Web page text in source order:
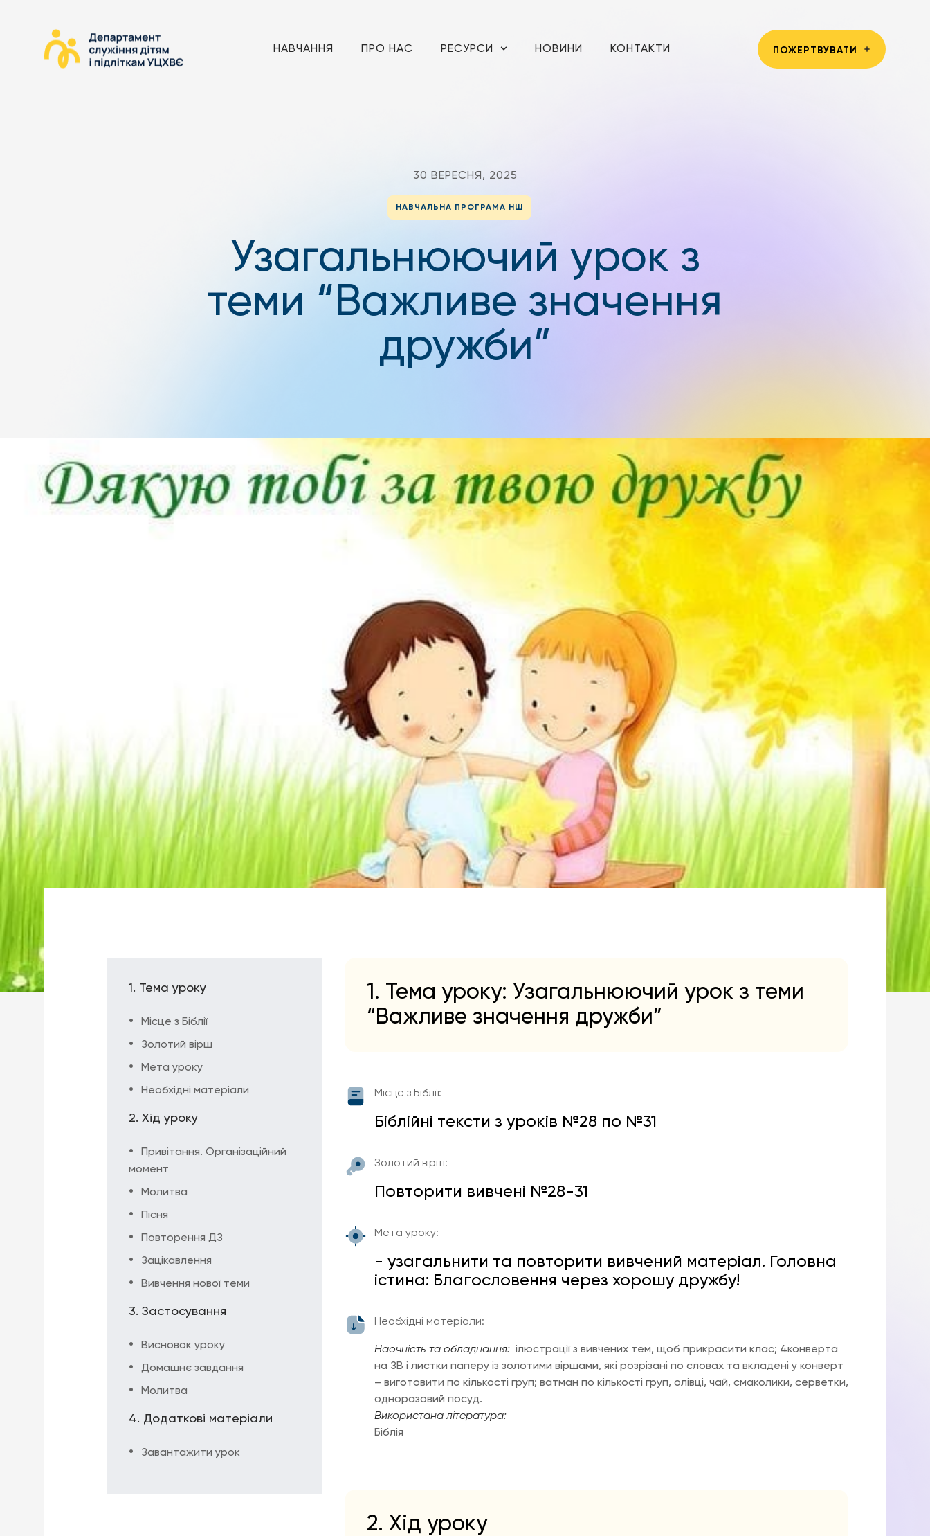
НАВЧАННЯ ПРО НАС РЕСУРСИ НОВИНИ КОНТАКТИ ПОЖЕРТВУВАТИ
30 ВЕРЕСНЯ, 2025
НАВЧАЛЬНА ПРОГРАМА НШ
Узагальнюючий урок з
теми “Важливе значення
дружби”
Тема уроку
Місце з Біблії
Золотий вірш
Мета уроку
Необхідні матеріали
Хід уроку
Привітання. Організаційний
момент
Молитва
Пісня
Повторення ДЗ
Зацікавлення
Вивчення нової теми
Застосування
Висновок уроку
Домашнє завдання
Молитва
Додаткові матеріали
Завантажити урок
1. Тема уроку: Узагальнюючий урок з теми
“Важливе значення дружби”
Місце з Біблії:
Біблійні тексти з уроків №28 по №31
Золотий вірш:
Повторити вивчені №28-31
Мета уроку:
- узагальнити та повторити вивчений матеріал. Головна
істина: Благословення через хорошу дружбу!
Необхідні матеріали:
Наочність та обладнання: ілюстрації з вивчених тем, щоб прикрасити клас; 4конверта
на ЗВ і листки паперу із золотими віршами, які розрізані по словах та вкладені у конверт
– виготовити по кількості груп; ватман по кількості груп, олівці, чай, смаколики, серветки,
одноразовий посуд.
Використана література:
Біблія
2. Хід уроку